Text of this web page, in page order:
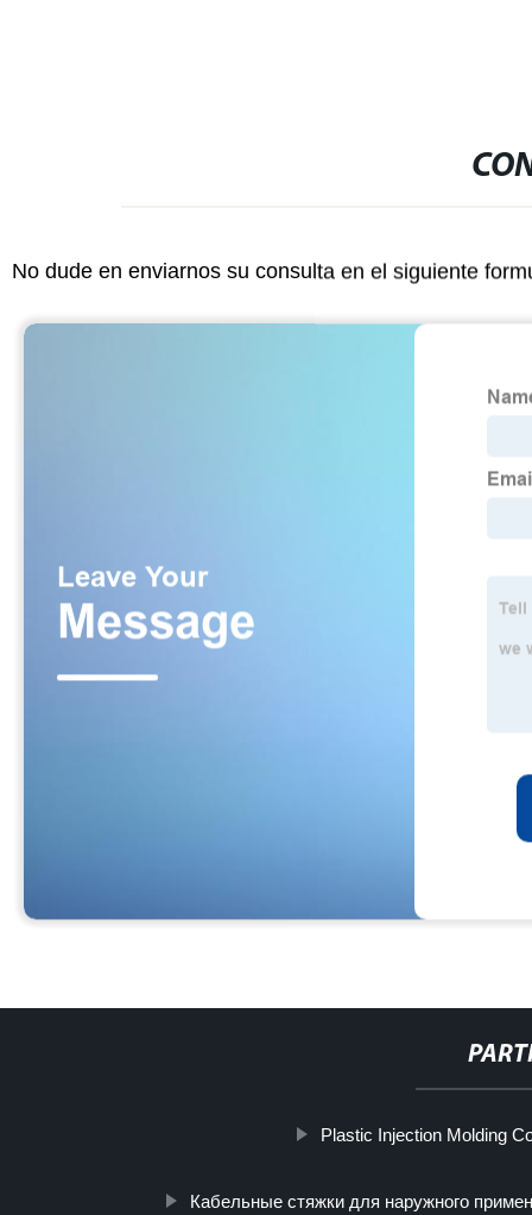
No dude en enviarnos su consulta en el siguiente
Plastic Injection Molding
Кабельные стяжки для наружного